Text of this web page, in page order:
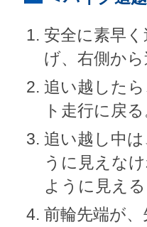
安全に素早
げ、右側か
追い越した
ト走行に戻
追い越し中
うに見えな
ように見え
前輪先端が